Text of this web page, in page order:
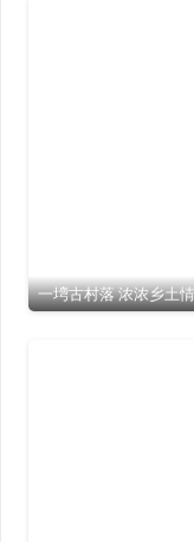
一塆古村落 浓浓乡土情